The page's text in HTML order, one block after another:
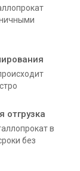
отгрузка
в
без